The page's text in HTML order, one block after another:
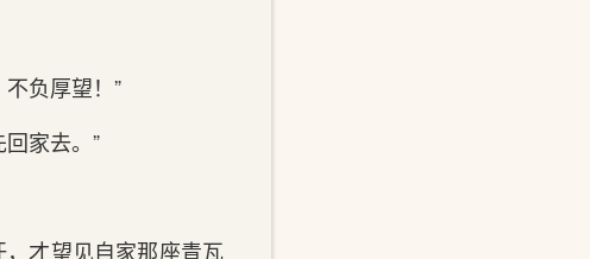
负厚望！”
家去。”
才望见自家那座青瓦